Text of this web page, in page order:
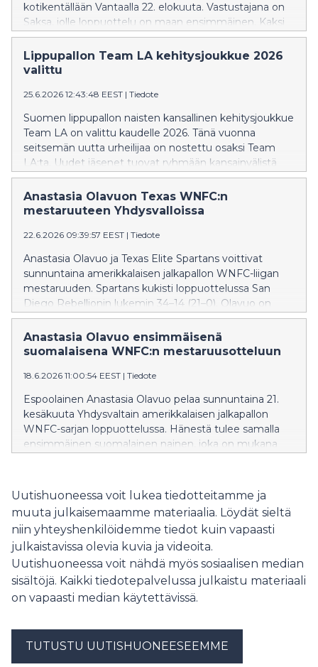
kotikentällään Vantaalla 22. elokuuta. Vastustajana on
Saksa, jolle loppuottelu on maan ensimmäinen. Kaksi
Euroopan mestaruutta aiemmin voittanut Suomi
pääsee jahtaamaan titteliä historiallisesti ensimmäistä
kertaa kotikentällään.
Lippupallon Team LA kehitysjoukkue 2026
valittu
25.6.2026 12:43:48 EEST | Tiedote
Suomen lippupallon naisten kansallinen kehitysjoukkue
Team LA on valittu kaudelle 2026. Tänä vuonna
seitsemän uutta urheilijaa on nostettu osaksi Team
LA:ta. Uudet jäsenet tuovat ryhmään kansainvälistä
kokemusta, kansainvälisen tason yleisurheilutaustaa
sekä EM-mitalien makuun päässeitä nuoria
lippupalloilijoita. Joukkue koostuu 21 olympiapaikkaa
Anastasia Olavuon Texas WNFC:n
mestaruuteen Yhdysvalloissa
22.6.2026 09:39:57 EEST | Tiedote
Anastasia Olavuo ja Texas Elite Spartans voittivat
sunnuntaina amerikkalaisen jalkapallon WNFC-liigan
mestaruuden. Spartans kukisti loppuottelussa San
Diego Rebellionin lukemin 34–14 (21–0). Olavuo on
ensimmäinen suomalainen, joka on ollut mukana
voittamassa kovatasoisen amerikkalaisen naisten
WNFC-sarjan mestaruuden.
Anastasia Olavuo ensimmäisenä
suomalaisena WNFC:n mestaruusotteluun
18.6.2026 11:00:54 EEST | Tiedote
Espoolainen Anastasia Olavuo pelaa sunnuntaina 21.
kesäkuuta Yhdysvaltain amerikkalaisen jalkapallon
WNFC-sarjan loppuottelussa. Hänestä tulee samalla
ensimmäinen suomalainen nainen, joka on mukana
Uutishuoneessa voit lukea tiedotteitamme ja
muuta julkaisemaamme materiaalia. Löydät sieltä
niin yhteyshenkilöidemme tiedot kuin vapaasti
julkaistavissa olevia kuvia ja videoita.
Uutishuoneessa voit nähdä myös sosiaalisen median
sisältöjä. Kaikki tiedotepalvelussa julkaistu materiaali
on vapaasti median käytettävissä.
TUTUSTU UUTISHUONEESEEMME